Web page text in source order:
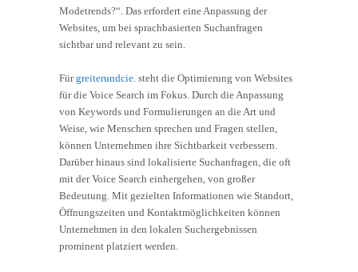
Modetrends?“. Das erfordert eine Anpassung der
Websites, um bei sprachbasierten Suchanfragen
sichtbar und relevant zu sein.
Fürgreiterundcie. steht die Optimierung von Websites
für die Voice Search im Fokus. Durch die Anpassung
von Keywords und Formulierungen an die Art und
Weise, wie Menschen sprechen und Fragen stellen,
können Unternehmen ihre Sichtbarkeit verbessern.
Darüber hinaus sind lokalisierte Suchanfragen, die oft
mit der Voice Search einhergehen, von großer
Bedeutung. Mit gezielten Informationen wie Standort,
Öffnungszeiten und Kontaktmöglichkeiten können
Unternehmen in den lokalen Suchergebnissen
prominent platziert werden.